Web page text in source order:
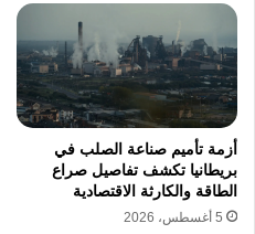
أزمة تأميم صناعة الصلب في
بريطانيا تكشف تفاصيل صراع
الطاقة والكارثة الاقتصادية
5 أغسطس، 2026